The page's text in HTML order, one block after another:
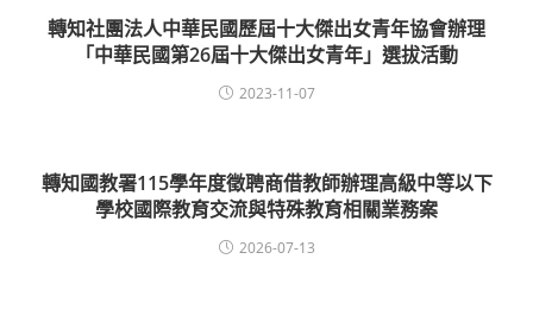
轉知社團法人中華民國歷屆十大傑出女青年協會辦理
「中華民國第26屆十大傑出女青年」選拔活動
2023-11-07
轉知國教署115學年度徵聘商借教師辦理高級中等以下
學校國際教育交流與特殊教育相關業務案
2026-07-13